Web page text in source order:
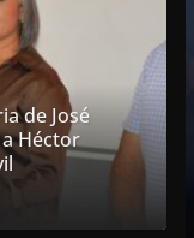
de José
Héctor